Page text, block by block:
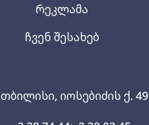
თბილისი, იოსებიძის ქ. 49
რეკლამა
ჩვენ შესახებ